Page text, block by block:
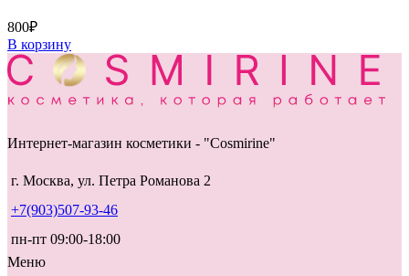
800₽
В корзину
Интернет-магазин косметики - "Cosmirine"
г. Москва, ул. Петра Романова 2
+7(903)507-93-46
пн-пт 09:00-18:00
Меню